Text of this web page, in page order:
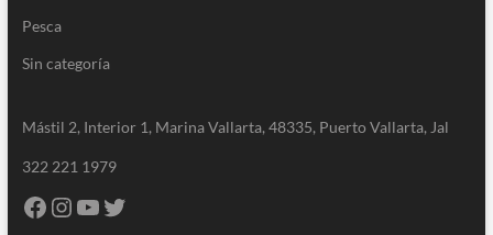
Pesca
Sin categoría
Mástil 2, Interior 1, Marina Vallarta, 48335, Puerto Vallarta, Jal
322 221 1979
Facebook
Instagram
YouTube
Twitter